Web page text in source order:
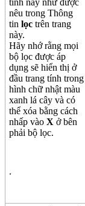
nêu trong Thông
tin lọc trên trang
này.
Hãy nhớ rằng mọi
bộ lọc được áp
dụng sẽ hiển thị ở
đầu trang tính trong
hình chữ nhật màu
xanh lá cây và có
thể xóa bằng cách
nhấp vào X ở bên
phải bộ lọc.
.